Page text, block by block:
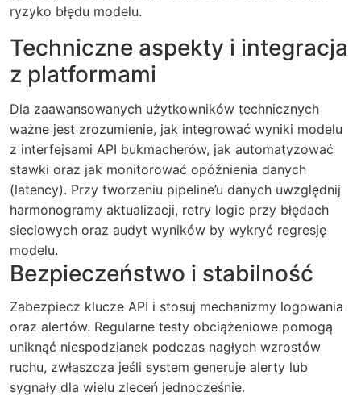
ryzyko błędu modelu.
Techniczne aspekty i integracja
z platformami
Dla zaawansowanych użytkowników technicznych
ważne jest zrozumienie, jak integrować wyniki modelu
z interfejsami API bukmacherów, jak automatyzować
stawki oraz jak monitorować opóźnienia danych
(latency). Przy tworzeniu pipeline’u danych uwzględnij
harmonogramy aktualizacji, retry logic przy błędach
sieciowych oraz audyt wyników by wykryć regresję
modelu.
Bezpieczeństwo i stabilność
Zabezpiecz klucze API i stosuj mechanizmy logowania
oraz alertów. Regularne testy obciążeniowe pomogą
uniknąć niespodzianek podczas nagłych wzrostów
ruchu, zwłaszcza jeśli system generuje alerty lub
sygnały dla wielu zleceń jednocześnie.